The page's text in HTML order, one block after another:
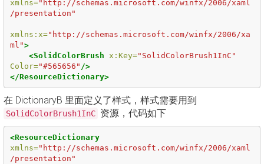
xmlns="http://schemas.microsoft.com/winfx/2006/xaml
/presentation"
xmlns:x="http://schemas.microsoft.com/winfx/2006/xa
ml">
<SolidColorBrush
x:Key="SolidColorBrush1InC"
Color="#565656" />
</ResourceDictionary>
在 DictionaryB 里面定义了样式，样式需要用到
SolidColorBrush1InC 资源，代码如下
<ResourceDictionary
xmlns="http://schemas.microsoft.com/winfx/2006/xaml
/presentation"